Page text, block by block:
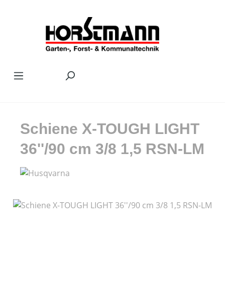
Schiene X-TOUGH LIGHT
36''/90 cm 3/8 1,5 RSN-LM
Bildergalerie überspringen